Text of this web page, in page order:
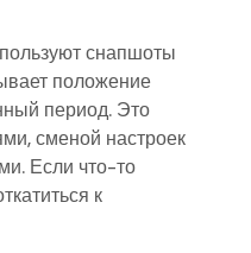
снапшоты
положение
период. Это
сменой настроек
Если что-то
к